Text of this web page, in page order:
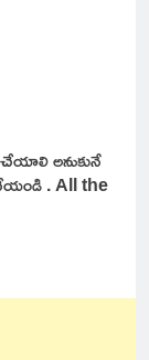
అనుకునే
చేయండి . All the